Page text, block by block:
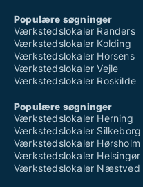
Populære søgninger
Værkstedslokaler Randers
Værkstedslokaler Kolding
Værkstedslokaler Horsens
Værkstedslokaler Vejle
Værkstedslokaler Roskilde
Populære søgninger
Værkstedslokaler Herning
Værkstedslokaler Silkeborg
Værkstedslokaler Hørsholm
Værkstedslokaler Helsingør
Værkstedslokaler Næstved